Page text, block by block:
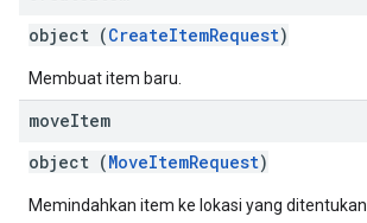
object (CreateItemRequest)
Membuat item baru.
moveItem
object (MoveItemRequest)
Memindahkan item ke lokasi yang ditentukan.